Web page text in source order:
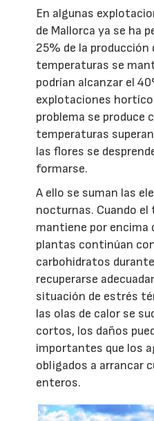
En algunas
de Mallorca ya se ha
25% de la producción
temperaturas se
podrían alcanzar el
explotaciones
problema se produce
temperaturas
las flores se
formarse.
A ello se suman las
nocturnas. Cuando
mantiene por encima
plantas continúan
carbohidratos
recuperarse
situación de estrés
las olas de calor se
cortos, los daños
importantes que los
obligados a arrancar
enteros.